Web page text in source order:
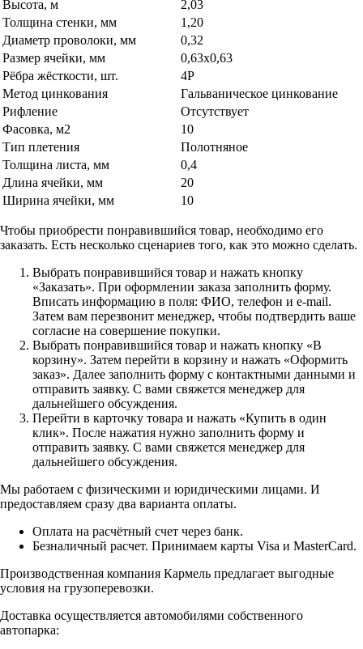
Высота, м
2,03
Толщина стенки, мм
1,20
Диаметр проволоки, мм
0,32
Размер ячейки, мм
0,63х0,63
Рёбра жёсткости, шт.
4Р
Метод цинкования
Гальваническое цинкование
Рифление
Отсутствует
Фасовка, м2
10
Тип плетения
Полотняное
Толщина листа, мм
0,4
Длина ячейки, мм
20
Ширина ячейки, мм
10
Чтобы приобрести понравившийся товар, необходимо его
заказать. Есть несколько сценариев того, как это можно сделать.
Выбрать понравившийся товар и нажать кнопку
«Заказать». При оформлении заказа заполнить форму.
Вписать информацию в поля: ФИО, телефон и e-mail.
Затем вам перезвонит менеджер, чтобы подтвердить ваше
согласие на совершение покупки.
Выбрать понравившийся товар и нажать кнопку «В
корзину». Затем перейти в корзину и нажать «Оформить
заказ». Далее заполнить форму с контактными данными и
отправить заявку. С вами свяжется менеджер для
дальнейшего обсуждения.
Перейти в карточку товара и нажать «Купить в один
клик». После нажатия нужно заполнить форму и
отправить заявку. С вами свяжется менеджер для
дальнейшего обсуждения.
Мы работаем с физическими и юридическими лицами. И
предоставляем сразу два варианта оплаты.
Оплата на расчётный счет через банк.
Безналичный расчет. Принимаем карты Visa и MasterCard.
Производственная компания Кармель предлагает выгодные
условия на грузоперевозки.
Доставка осуществляется автомобилями собственного
автопарка: